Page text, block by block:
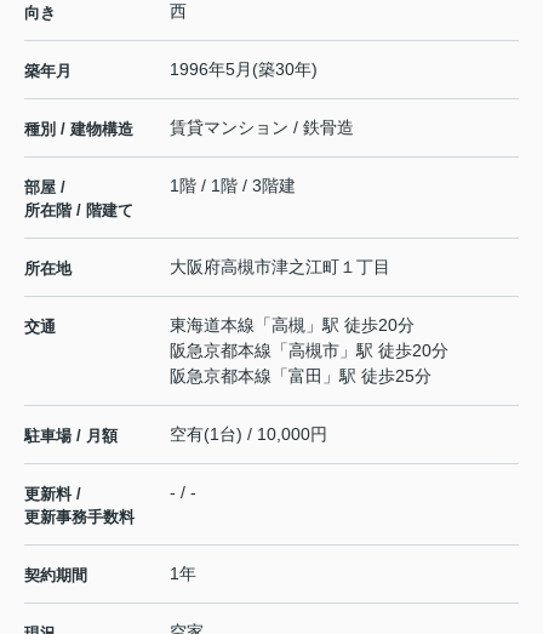
向き 西
築年月 1996年5月(築30年)
種別 / 建物構造 賃貸マンション / 鉄骨造
部屋 /
所在階 / 階建て
1階 / 1階 / 3階建
所在地 大阪府高槻市津之江町 １丁目
交通 東海道本線 「高槻 」駅 徒歩20分
阪急京都本線 「高槻市 」駅 徒歩20分
阪急京都本線 「富田 」駅 徒歩25分
駐車場 / 月額 空有(1台) / 10,000円
更新料 /
更新事務手数料
- / -
契約期間 1年